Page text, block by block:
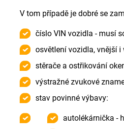
V tom případě je dobré se
číslo VIN vozidla - musí
osvětlení vozidla, vnější
stěrače a ostřikování
výstražné zvukové
stav povinné výbavy:
autolékárnička -